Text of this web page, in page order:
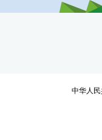
中华人民